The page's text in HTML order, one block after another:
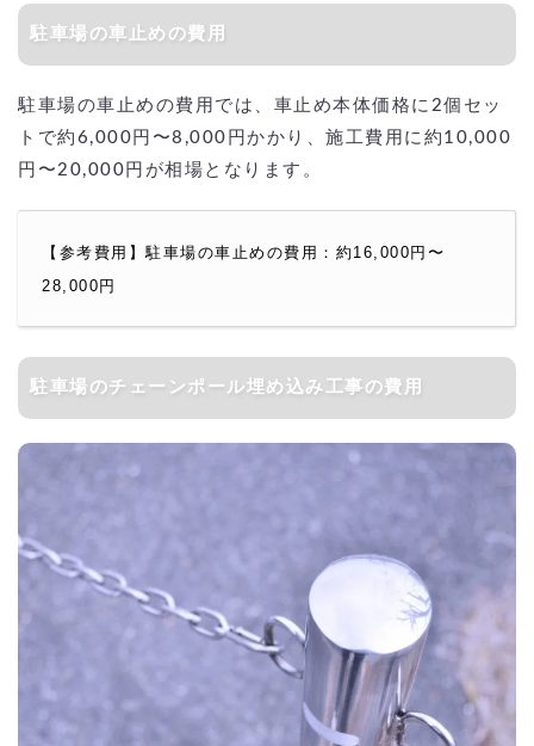
駐車場の車止めの費用
駐車場の車止めの費用では、車止め本体価格に2個セッ
トで約6,000円〜8,000円かかり、施工費用に約10,000
円〜20,000円が相場となります。
【参考費用】駐車場の車止めの費用：約16,000円〜
28,000円
駐車場のチェーンポール埋め込み工事の費用